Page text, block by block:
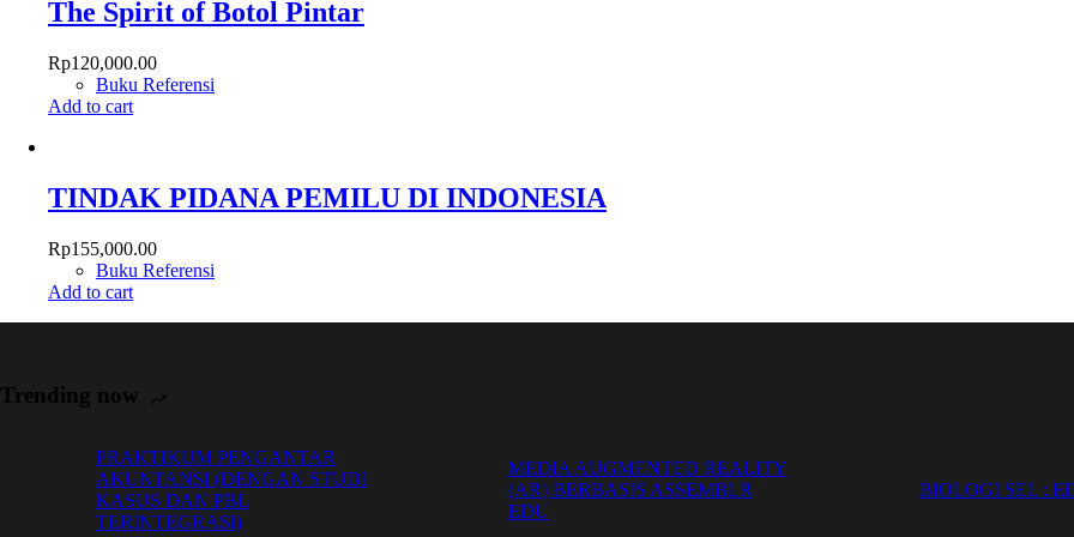
The Spirit of Botol Pintar
Rp120,000.00
Buku Referensi
Add to cart
TINDAK PIDANA PEMILU DI INDONESIA
Rp155,000.00
Buku Referensi
Add to cart
Trending now
PRAKTIKUM PENGANTAR
AKUNTANSI (DENGAN STUDI
KASUS DAN PBL
TERINTEGRASI)
MEDIA AUGMENTED REALITY
(AR) BERBASIS ASSEMBLR
EDU
BIOLOGI SEL :